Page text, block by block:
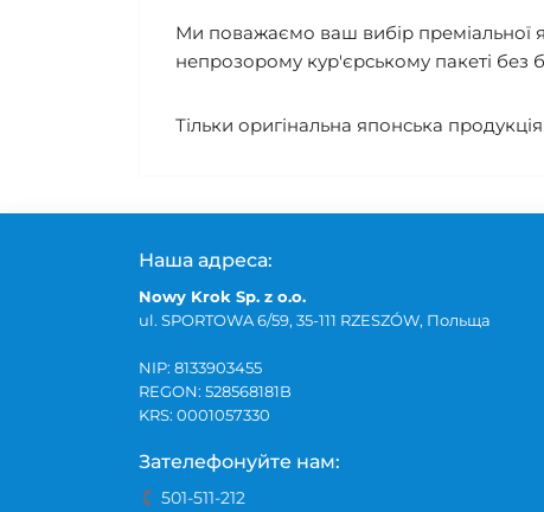
Ми поважаємо ваш вибір преміальної
непрозорому кур'єрському пакеті без
Тільки оригінальна японська
Наша адреса:
Nowy Krok Sp. z o.o.
ul. SPORTOWA 6/59, 35-111 RZESZÓW, Польща
NIP: 8133903455
REGON: 528568181B
KRS: 0001057330
Зателефонуйте нам:
501-511-212